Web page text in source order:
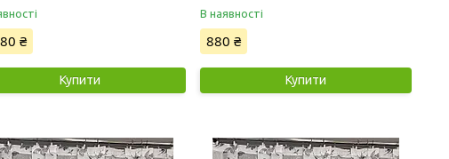
₴
Купити
В наявності
880 ₴
Купити